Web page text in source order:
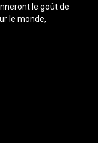
le goût de
le monde,